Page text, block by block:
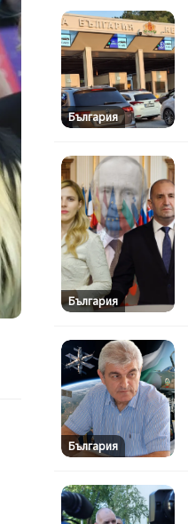
България
България
България